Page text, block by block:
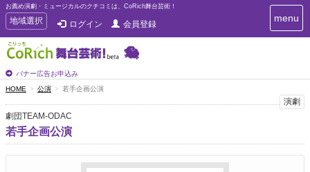
お薦め演劇・ミュージカルのクチコミは、CoRich舞台芸術！
T
o
g
g
e
n
a
v
i
g
地域選択 ログイン 会員登録
バナー広告お申込み
T
o
i
g
menu
HOME 公演 若手企画公演
演劇
劇団TEAM-ODAC
若手企画公演